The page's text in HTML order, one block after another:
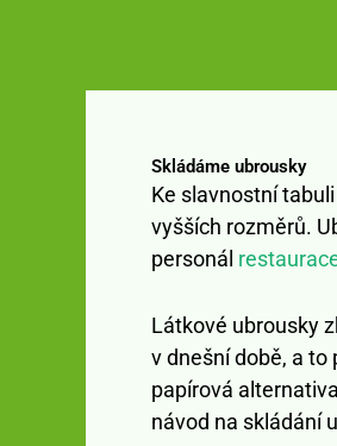
Skládáme ubrousky
Ke slavnostní
vyšších rozměrů.
personál
Látkové ubrousky
v dnešní době, a to
papírová
návod na skládání